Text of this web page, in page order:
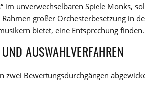
im unverwechselbaren Spiele Monks,
großer Orchesterbesetzung in
bietet, eine Entsprechung finden.
AUSWAHLVERFAHREN
zwei Bewertungsdurchgängen